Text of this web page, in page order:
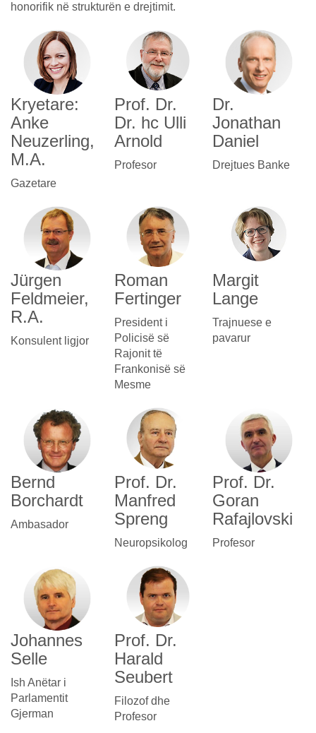
honorifik në strukturën e drejtimit.
Kryetare:
Anke
Neuzerling,
M.A.
Gazetare
Prof. Dr.
Dr. hc Ulli
Arnold
Profesor
Dr.
Jonathan
Daniel
Drejtues Banke
Jürgen
Feldmeier,
R.A.
Konsulent ligjor
Roman
Fertinger
President i
Policisë së
Rajonit të
Frankonisë së
Mesme
Margit
Lange
Trajnuese e
pavarur
Bernd
Borchardt
Ambasador
Prof. Dr.
Manfred
Spreng
Neuropsikolog
Prof. Dr.
Goran
Rafajlovski
Profesor
Johannes
Selle
Ish Anëtar i
Parlamentit
Gjerman
Prof. Dr.
Harald
Seubert
Filozof dhe
Profesor